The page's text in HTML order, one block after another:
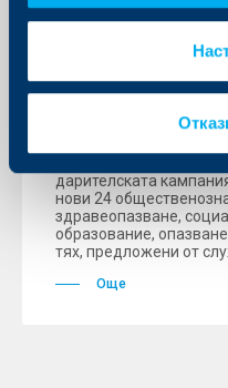
Започва
кампания на
„Избери, за да
дарителската
нови 24
здравеопазване,
образование,
тях, предложени от
Още